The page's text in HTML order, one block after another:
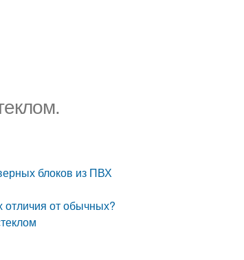
блоков из ПВХ
отличия от обычных?